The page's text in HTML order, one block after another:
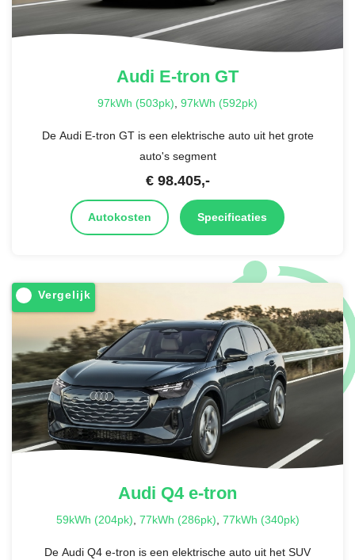
Audi E-tron GT
97kWh (503pk), 97kWh (592pk)
De Audi E-tron GT is een elektrische auto uit het grote
auto's segment
€ 98.405,-
Autokosten Specificaties
Vergelijk
Audi Q4 e-tron
59kWh (204pk) 77kWh (286pk) 77kWh (340pk)
De Audi Q4 e-tron is een elektrische auto uit het SUV